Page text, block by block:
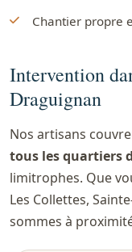
Chantier propre
Intervention
Draguignan
Nos artisans
tous les quartiers
limitrophes. Que
Les Collettes,
sommes à